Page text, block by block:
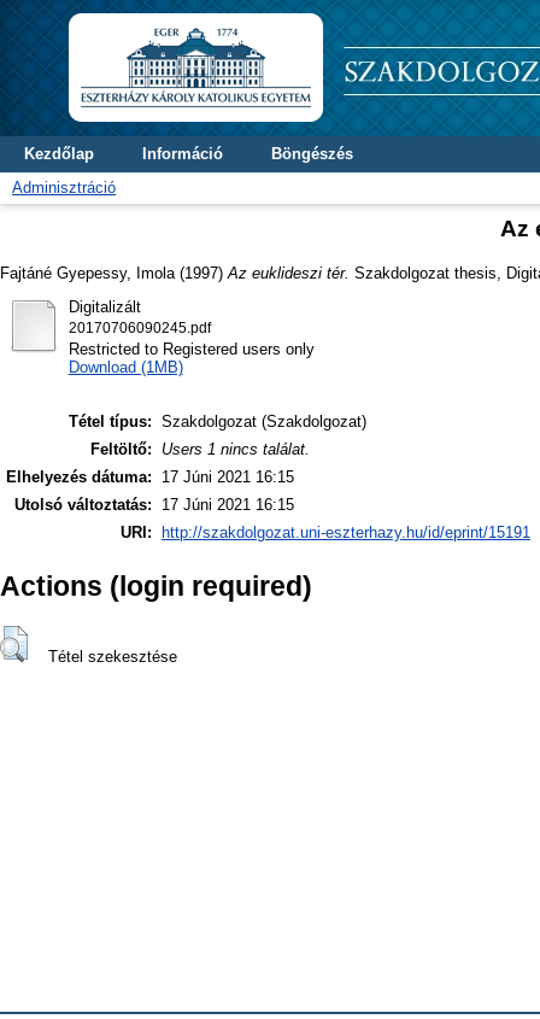
Kezdőlap Információ
Böngészés
Adminisztráció
Az
Fajtáné Gyepessy, Imola (1997) Az euklideszi tér. Szakdolgozat thesis,
Digitalizált
20170706090245.pdf
Restricted to Registered users only
Download (1MB)
Tétel típus: Szakdolgozat (Szakdolgozat)
Feltöltő:
Users 1 nincs találat.
Elhelyezés dátuma:
17 Júni 2021 16:15
Utolsó változtatás:
17 Júni 2021 16:15
URI:
http://szakdolgozat.uni-eszterhazy.hu/id/eprint/15191
Actions (login required)
Tétel szekesztése